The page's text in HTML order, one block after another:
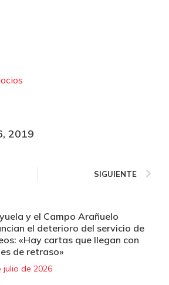
2019
SIGUIENTE
y el Campo Arañuelo
el deterioro del servicio de
«Hay cartas que llegan con
de retraso»
julio de 2026